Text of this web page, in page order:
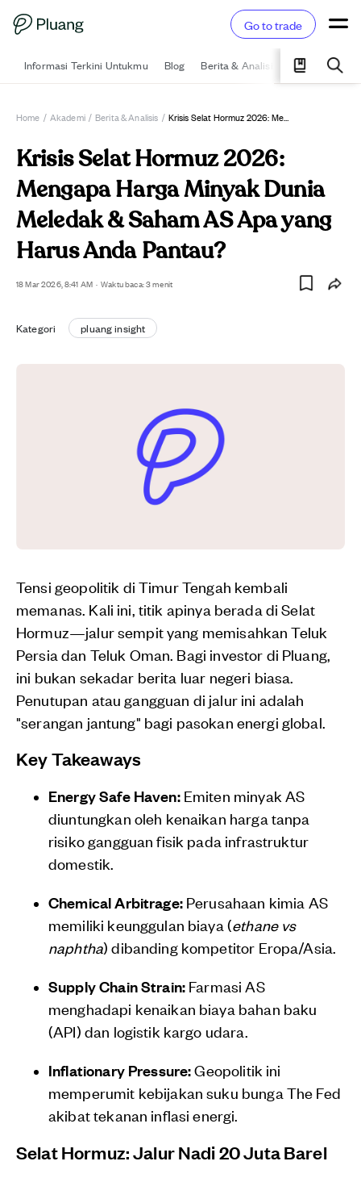
Go to trade
Informasi Terkini Untukmu Blog Berita & Analisis Pelajari
Home / Akademi / Berita & Analisis / Krisis Selat Hormuz 2026: Mengapa Harga Minyak Dunia Meledak & Saham AS Apa Yang Harus Anda Pantau?
Krisis Selat Hormuz 2026:
Mengapa Harga Minyak Dunia
Meledak & Saham AS Apa yang
Harus Anda Pantau?
18 Mar 2026, 8:41 AM · Waktu baca: 3 menit
Kategori pluang insight
Tensi geopolitik di Timur Tengah kembali
memanas. Kali ini, titik apinya berada di Selat
Hormuz—jalur sempit yang memisahkan Teluk
Persia dan Teluk Oman. Bagi investor di Pluang,
ini bukan sekadar berita luar negeri biasa.
Penutupan atau gangguan di jalur ini adalah
"serangan jantung" bagi pasokan energi global.
Key Takeaways
Energy Safe Haven:Emiten minyak AS
diuntungkan oleh kenaikan harga tanpa
risiko gangguan fisik pada infrastruktur
domestik.
Chemical Arbitrage:Perusahaan kimia AS
memiliki keunggulan biaya (ethane vs
naphtha) dibanding kompetitor Eropa/Asia.
Supply Chain Strain: Farmasi AS
menghadapi kenaikan biaya bahan baku
(API) dan logistik kargo udara.
Inflationary Pressure:Geopolitik ini
memperumit kebijakan suku bunga The Fed
akibat tekanan inflasi energi.
Selat Hormuz: Jalur Nadi 20 Juta Barel